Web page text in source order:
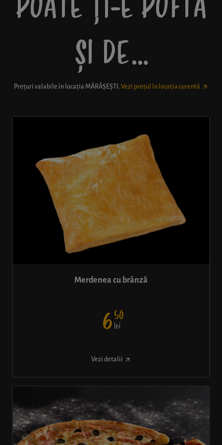
POATE ȚI-E POFTĂ
ȘI DE…
Prețuri valabile în locația MĂRĂȘEȘTI . Vezi prețul în locația curentă
Merdenea cu brânză
650
lei
Vezi detalii